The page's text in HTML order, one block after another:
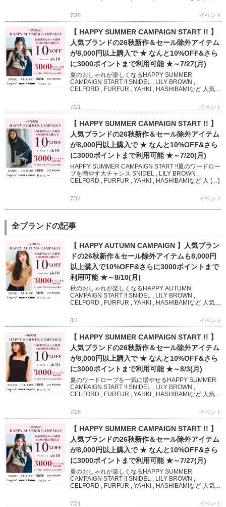
7/28 イベント
【 HAPPY SUMMER CAMPAIGN START !! 】
人気ブランドの26秋新作＆セール除外アイテム
が8,000円以上購入で ★ なんと10%OFF&さら
に3000ポイントまで利用可能 ★～7/27(月)
夏のおしゃれが楽しくなるHAPPY SUMMER
CAMPAIGN START !! SNIDEL , LILY BROWN ,
CELFORD , FURFUR , YAHKI , HASHIBAMIなど 人気ブ
7/21 イベント
【 HAPPY SUMMER CAMPAIGN START !! 】
人気ブランドの26秋新作＆セール除外アイテム
が8,000円以上購入で ★ なんと10%OFF&さら
に3000ポイントまで利用可能 ★～7/20(月)
HAPPY SUMMER CAMPAIGN START !!夏のワードロー
ブを増やす大チャンス SNIDEL , LILY BROWN ,
CELFORD , FURFUR , YAHKI , HASHIBAMIなど 人 […]
7/14 イベント
全ブランドの記事
【 HAPPY AUTUMN CAMPAIGN 】人気ブラン
ドの26秋新作＆セール除外アイテムも8,000円
以上購入で10%OFF&さらに3000ポイントまで
利用可能 ★～8/10(月)
秋のおしゃれが楽しくなるHAPPY AUTUMN
CAMPAIGN START !! SNIDEL , LILY BROWN ,
CELFORD , FURFUR , YAHKI , HASHIBAMIなど 人気ブ
8/4 イベント
【 HAPPY SUMMER CAMPAIGN START !! 】
人気ブランドの26秋新作＆セール除外アイテム
が8,000円以上購入で ★ なんと10%OFF&さら
に3000ポイントまで利用可能 ★～8/3(月)
夏のワードローブを一気に増やせるHAPPY SUMMER
CAMPAIGN START !! SNIDEL , LILY BROWN ,
CELFORD , FURFUR , YAHKI , HASHIBAMIなど 人気
7/28 イベント
【 HAPPY SUMMER CAMPAIGN START !! 】
人気ブランドの26秋新作＆セール除外アイテム
が8,000円以上購入で ★ なんと10%OFF&さら
に3000ポイントまで利用可能 ★～7/27(月)
夏のおしゃれが楽しくなるHAPPY SUMMER
CAMPAIGN START !! SNIDEL , LILY BROWN ,
CELFORD , FURFUR , YAHKI , HASHIBAMIなど 人気ブ
7/21 イベント